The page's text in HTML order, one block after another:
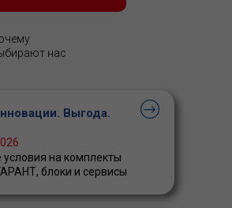
нас
Выгода.
на комплекты
блоки и сервисы